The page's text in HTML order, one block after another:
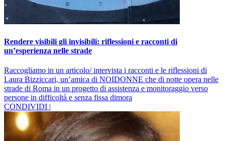
Rendere visibili gli invisibili: riflessioni e racconti di
un’esperienza nelle strade
Raccogliamo in un articolo/ intervista i racconti e le riflessioni di
Laura Bizziccari, un’amica di NOIDONNE che di notte opera nelle
strade di Roma in un progetto di assistenza e monitoraggio verso
persone in difficoltà e senza fissa dimora
CONDIVIDI |